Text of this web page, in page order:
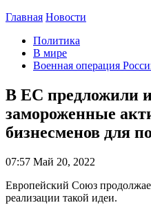
Главная Новости
Политика
В мире
Военная операция
В ЕС предложили
замороженные
бизнесменов для
07:57 Май 20, 2022
Европейский Союз
реализации такой идеи.